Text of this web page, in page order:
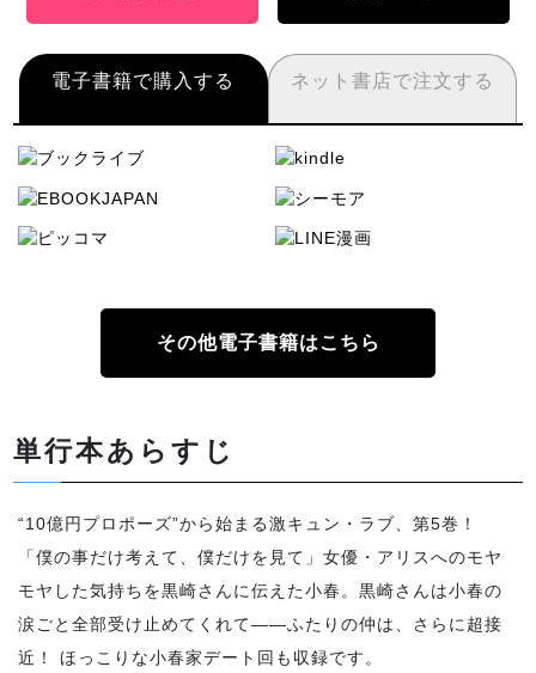
電子書籍で購入する ネット書店で注文する
その他電子書籍はこちら
単行本あらすじ
“10億円プロポーズ”から始まる激キュン・ラブ、第5巻！
「僕の事だけ考えて、僕だけを見て」女優・アリスへのモヤ
モヤした気持ちを黒崎さんに伝えた小春。黒崎さんは小春の
涙ごと全部受け止めてくれて――ふたりの仲は、さらに超接
近！ ほっこりな小春家デート回も収録です。